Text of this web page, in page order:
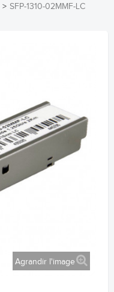
> SFP-1310-02MMF-LC
Agrandir l'image